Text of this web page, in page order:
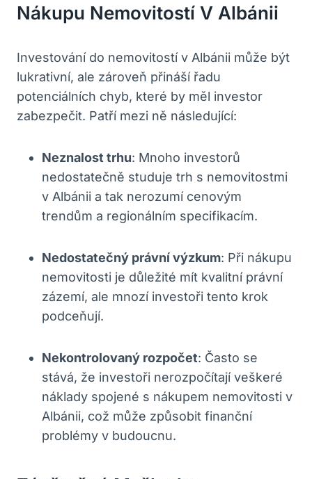
Nákupu Nemovitostí V Albánii
Investování do nemovitostí v Albánii může být
lukrativní, ale zároveň přináší řadu
potenciálních chyb, které by měl investor
zabezpečit. Patří mezi ně následující:
Neznalost trhu: Mnoho investorů
nedostatečně studuje trh s nemovitostmi
v Albánii a tak nerozumí cenovým
trendům a regionálním specifikacím.
Nedostatečný právní výzkum: Při nákupu
nemovitosti je důležité mít kvalitní právní
zázemí, ale mnozí investoři tento krok
podceňují.
Nekontrolovaný rozpočet: Často se
stává, že investoři nerozpočítají veškeré
náklady spojené s nákupem nemovitosti v
Albánii, což může způsobit finanční
problémy v budoucnu.